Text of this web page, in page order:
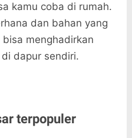
kamu coba di rumah.
dan bahan yang
menghadirkan
dapur sendiri.
terpopuler